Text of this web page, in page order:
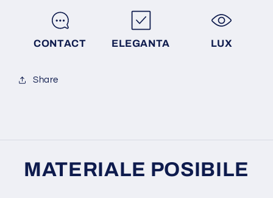
CONTACT ELEGANTA LUX
Share
MATERIALE POSIBILE